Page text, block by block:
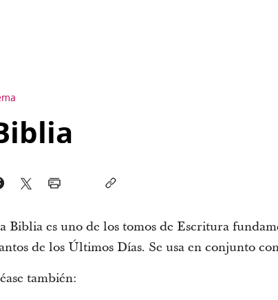
Biblia es uno de los tomos de Escritura
de los Últimos Días. Se usa en conjunto
también: